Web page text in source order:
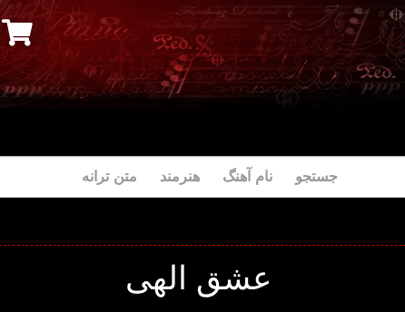
جستجو نام آهنگ هنرمند متن ترانه
عشق الهی